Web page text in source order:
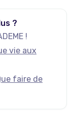
?
!
vie aux
faire de